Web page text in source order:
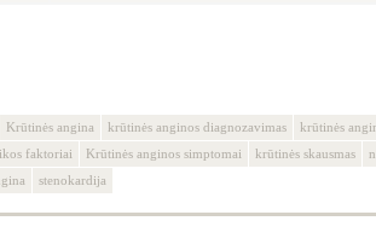
Krūtinės angina krūtinės anginos diagnozavimas
krūtinės
faktoriai
Krūtinės anginos simptomai krūtinės skausmas
stenokardija